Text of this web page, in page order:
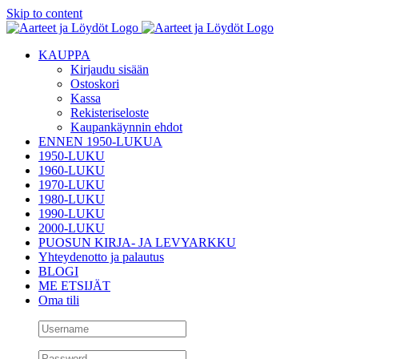
Skip to content
KAUPPA
Kirjaudu sisään
Ostoskori
Kassa
Rekisteriseloste
Kaupankäynnin ehdot
ENNEN 1950-LUKUA
1950-LUKU
1960-LUKU
1970-LUKU
1980-LUKU
1990-LUKU
2000-LUKU
PUOSUN KIRJA- JA LEVYARKKU
Yhteydenotto ja palautus
BLOGI
ME ETSIJÄT
Oma tili